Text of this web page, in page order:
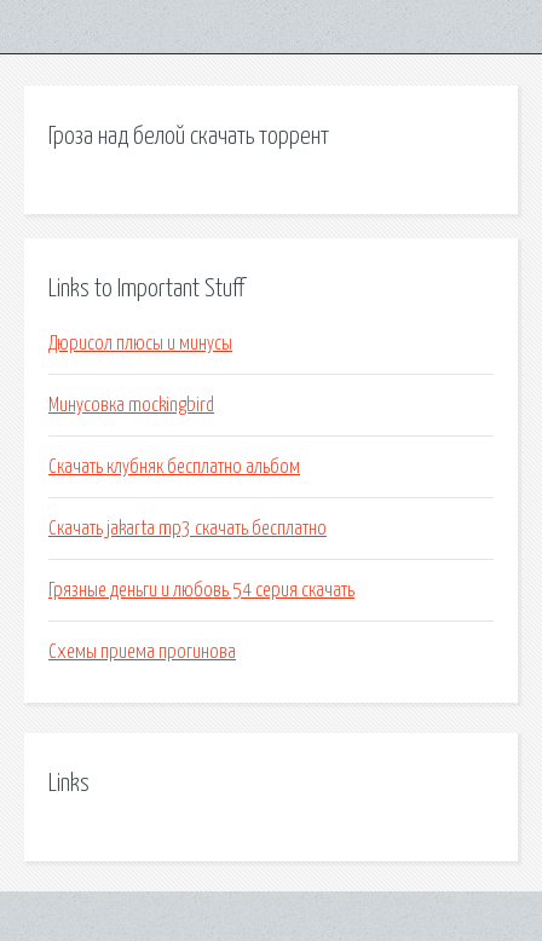
Гроза над белой скачать торрент
Links to Important Stuff
Дюрисол плюсы и минусы
Минусовка mockingbird
Скачать клубняк бесплатно альбом
Скачать jakarta mp3 скачать бесплатно
Грязные деньги и любовь 54 серия скачать
Схемы приема прогинова
Links